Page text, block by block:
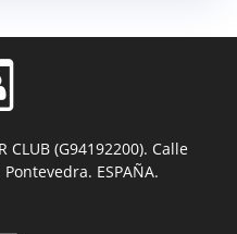
CLUB (G94192200). Calle
ESPAÑA.